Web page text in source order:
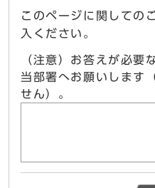
このページに関しての
入ください。
（注意）お答えが必要
当部署へお願いします
せん）。